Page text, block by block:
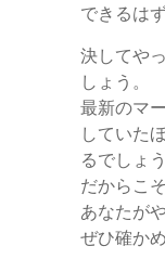
できるはず
決してや
しょう。
最新のマ
していた
るでしょう
だからこ
あなたが
ぜひ確か